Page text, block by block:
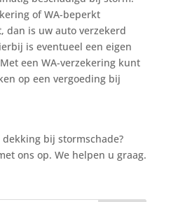
of WA-beperkt
dan is uw auto verzekerd
is eventueel een eigen
een WA-verzekering kunt
op een vergoeding bij
bij stormschade?
ons op. We helpen u graag.